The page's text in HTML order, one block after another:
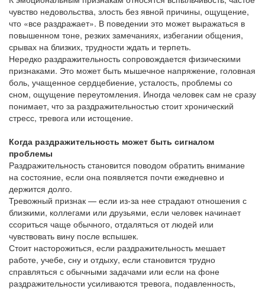
чувство недовольства, злость без явной причины, ощущение,
что «все раздражает». В поведении это может выражаться в
повышенном тоне, резких замечаниях, избегании общения,
срывах на близких, трудности ждать и терпеть.
Нередко раздражительность сопровождается физическими
признаками. Это может быть мышечное напряжение, головная
боль, учащенное сердцебиение, усталость, проблемы со
сном, ощущение переутомления. Иногда человек сам не сразу
понимает, что за раздражительностью стоит хронический
стресс, тревога или истощение.
Когда раздражительность может быть сигналом
проблемы
Раздражительность становится поводом обратить внимание
на состояние, если она появляется почти ежедневно и
держится долго.
Тревожный признак — если из-за нее страдают отношения с
близкими, коллегами или друзьями, если человек начинает
ссориться чаще обычного, отдаляться от людей или
чувствовать вину после вспышек.
Стоит насторожиться, если раздражительность мешает
работе, учебе, сну и отдыху, если становится трудно
справляться с обычными задачами или если на фоне
раздражительности усиливаются тревога, подавленность,